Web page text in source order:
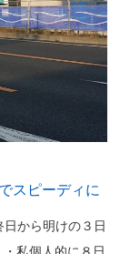
スピーディに
から明けの３日
私個人的に８日